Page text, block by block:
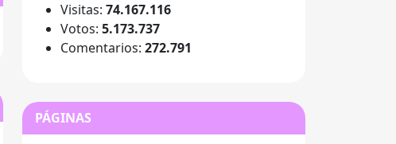
Visitas: 74.167.116
Votos: 5.173.737
Comentarios: 272.791
PÁGINAS